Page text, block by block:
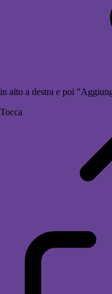
in alto a destra e poi
Tocca